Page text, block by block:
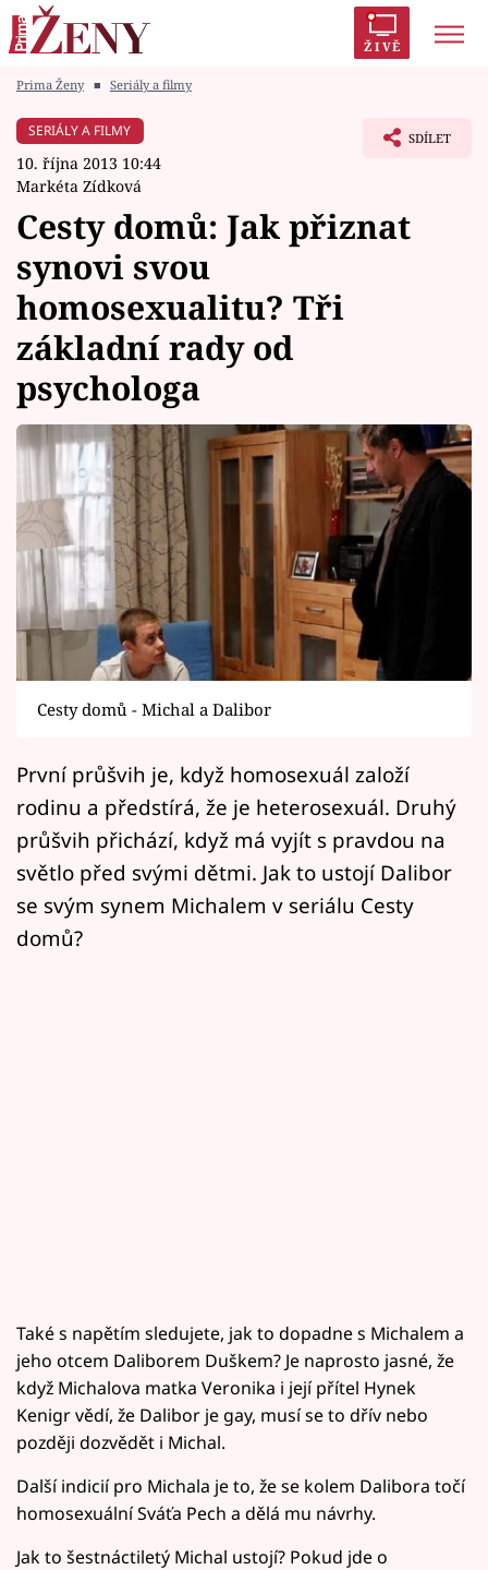
ŽIVĚ
Módní alarm
Témata
Celebrity
Vztahy
Seriály
Horoskopy
Sledujte prima+
Filmový festival Karlovy Vary
Pořady
Mámy sobě
Přihlášení
Sledujte nás
Prima Ženy ■ Seriály a filmy
SERIÁLY A FILMY
10. října 2013 10:44
Markéta Zídková
SDÍLET
Cesty domů: Jak přiznat
synovi svou
homosexualitu? Tři
základní rady od
psychologa
Cesty domů - Michal a Dalibor
První průšvih je, když homosexuál založí
rodinu a předstírá, že je heterosexuál. Druhý
průšvih přichází, když má vyjít s pravdou na
světlo před svými dětmi. Jak to ustojí Dalibor
se svým synem Michalem v seriálu Cesty
domů?
Také s napětím sledujete, jak to dopadne s Michalem a
jeho otcem Daliborem Duškem? Je naprosto jasné, že
když Michalova matka Veronika i její přítel Hynek
Kenigr vědí, že Dalibor je gay, musí se to dřív nebo
později dozvědět i Michal.
Další indicií pro Michala je to, že se kolem Dalibora točí
homosexuální Sváťa Pech a dělá mu návrhy.
Jak to šestnáctiletý Michal ustojí? Pokud jde o